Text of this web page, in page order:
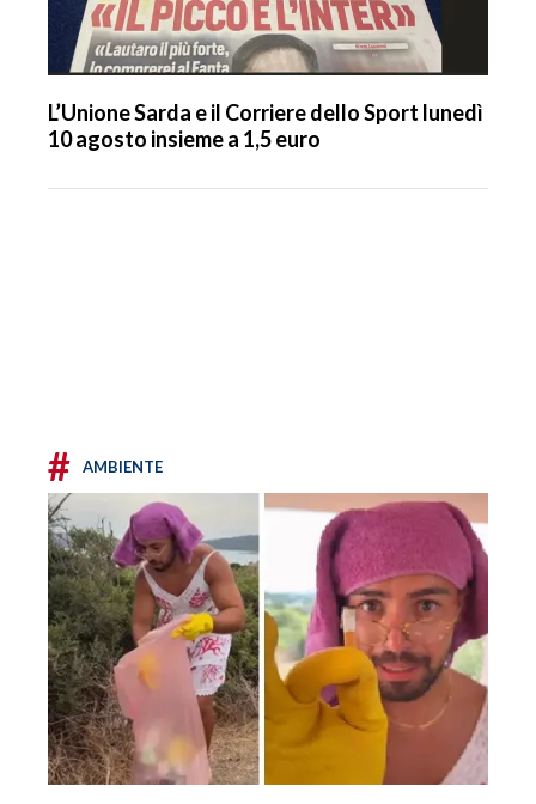
L’Unione Sarda e il Corriere dello Sport lunedì
10 agosto insieme a 1,5 euro
# AMBIENTE